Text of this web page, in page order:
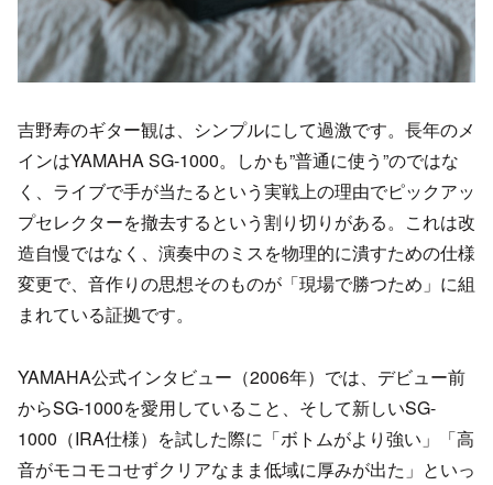
吉野寿のギター観は、シンプルにして過激です。長年のメ
インはYAMAHA SG-1000。しかも”普通に使う”のではな
く、ライブで手が当たるという実戦上の理由でピックアッ
プセレクターを撤去するという割り切りがある。これは改
造自慢ではなく、演奏中のミスを物理的に潰すための仕様
変更で、音作りの思想そのものが「現場で勝つため」に組
まれている証拠です。
YAMAHA公式インタビュー（2006年）では、デビュー前
からSG-1000を愛用していること、そして新しいSG-
1000（IRA仕様）を試した際に「ボトムがより強い」「高
音がモコモコせずクリアなまま低域に厚みが出た」といっ